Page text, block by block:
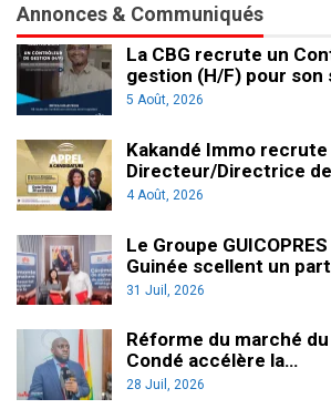
Annonces & Communiqués
La CBG recrute un
gestion (H/F) pour son
5 Août, 2026
Kakandé Immo recrute
Directeur/Directrice
4 Août, 2026
Le Groupe
Guinée scellent un
31 Juil, 2026
Réforme du marché
Condé accélère la…
28 Juil, 2026